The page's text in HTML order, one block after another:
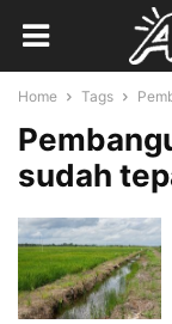
Home Tags
sudah